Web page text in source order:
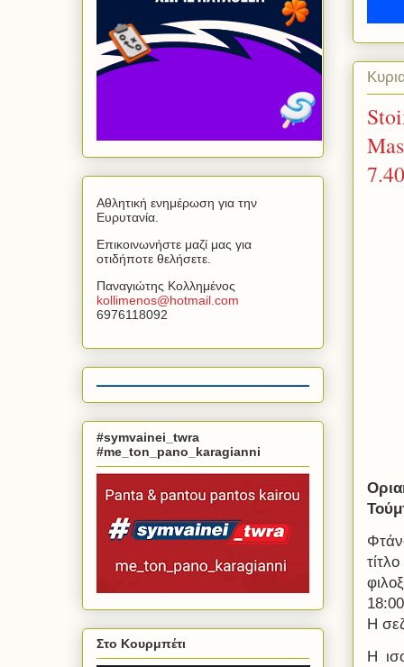
Η
Η
Αθλητική ενημέρωση για την
Ευρυτανία.
Επικοινωνήστε μαζί μας για
οτιδήποτε θελήσετε.
Παναγιώτης Κολλημένος
kollimenos@hotmail com
6976118092
#symvainei_twra
#me_ton_pano_karagianni
Στο Κουρμπέτι